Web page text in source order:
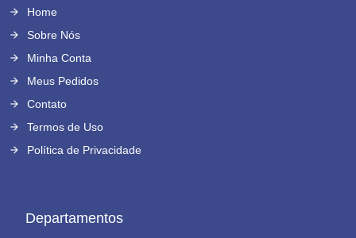
Home
Sobre Nós
Minha Conta
Meus Pedidos
Contato
Termos de Uso
Política de Privacidade
Departamentos